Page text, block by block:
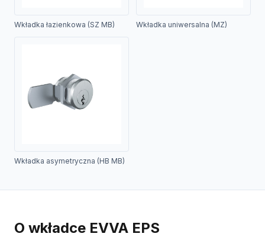
Wkładka łazienkowa (SZ MB) Wkładka uniwersalna (MZ)
Wkładka asymetryczna (HB MB)
O wkładce EVVA EPS